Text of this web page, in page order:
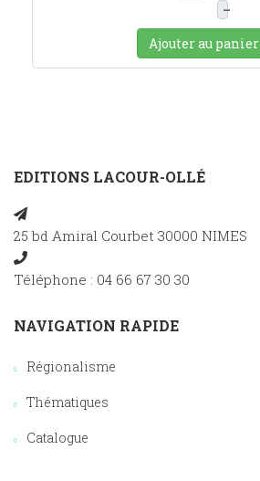
–
Ajouter au panier
EDITIONS LACOUR-OLLÉ
25 bd Amiral Courbet 30000 NIMES
Téléphone : 04 66 67 30 30
NAVIGATION RAPIDE
Régionalisme
Thématiques
Catalogue